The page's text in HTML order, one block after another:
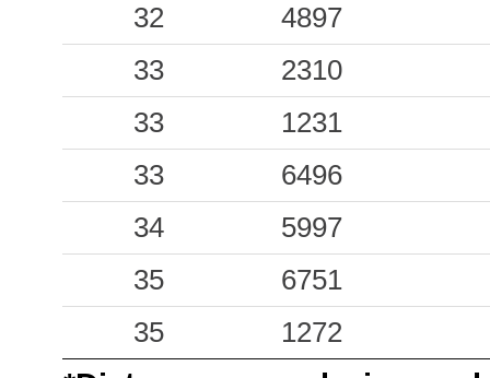
0.56
LRG
0.41
ORP
0.31
COR
0.30
LGN
0.25
PNI
0.24
CVL
0.21
FDF
32
4897
33
2310
33
1231
33
6496
34
5997
35
6751
35
1272